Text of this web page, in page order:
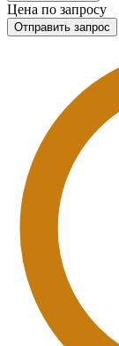
Цена по запросу
Отправить запрос